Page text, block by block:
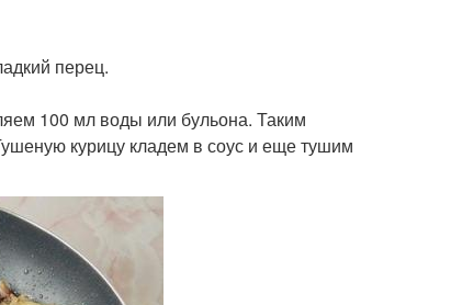
перец.
100 мл воды или бульона. Таким
курицу кладем в соус и еще тушим